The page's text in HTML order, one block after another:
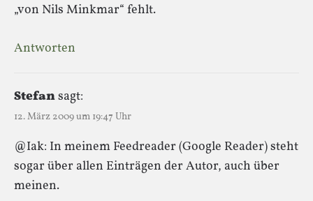
„von Nils Minkmar“ fehlt.
Antworten
Stefansagt:
12. März 2009 um 19:47 Uhr
@Iak: In meinem Feedreader (Google Reader) steht
sogar über allen Einträgen der Autor, auch über
meinen.